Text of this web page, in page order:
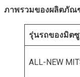
ภาพรวมของผลิตภัณ
รุ่นรถของมิต
ALL-NEW